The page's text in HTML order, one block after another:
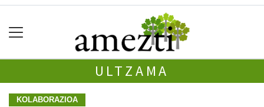
ULTZAMA
KOLABORAZIOA